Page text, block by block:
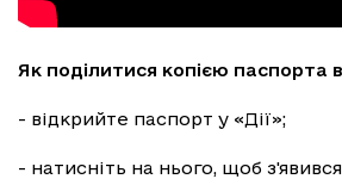
Як поділитися копією паспорта в
- відкрийте паспорт у «Дії»;
- натисніть на нього, щоб